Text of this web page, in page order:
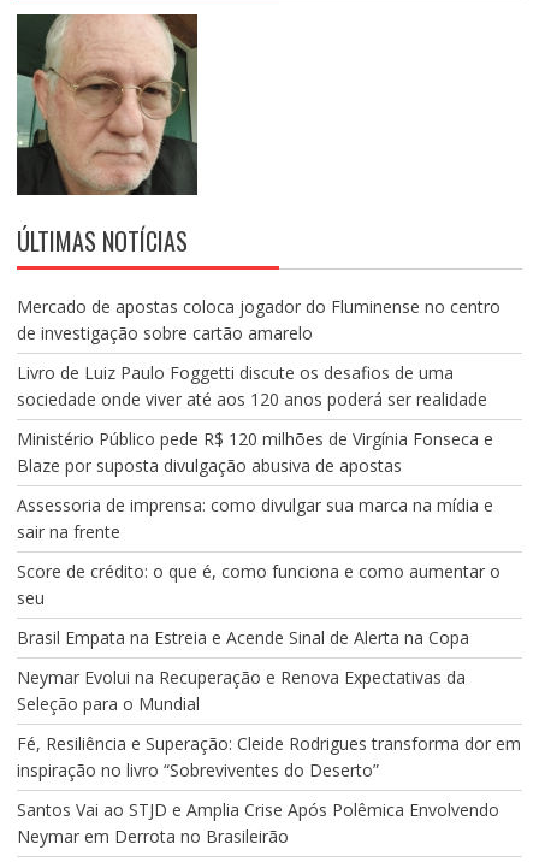
ÚLTIMAS NOTÍCIAS
Mercado de apostas coloca jogador do Fluminense no centro
de investigação sobre cartão amarelo
Livro de Luiz Paulo Foggetti discute os desafios de uma
sociedade onde viver até aos 120 anos poderá ser realidade
Ministério Público pede R$ 120 milhões de Virgínia Fonseca e
Blaze por suposta divulgação abusiva de apostas
Assessoria de imprensa: como divulgar sua marca na mídia e
sair na frente
Score de crédito: o que é, como funciona e como aumentar o
seu
Brasil Empata na Estreia e Acende Sinal de Alerta na Copa
Neymar Evolui na Recuperação e Renova Expectativas da
Seleção para o Mundial
Fé, Resiliência e Superação: Cleide Rodrigues transforma dor em
inspiração no livro “Sobreviventes do Deserto”
Santos Vai ao STJD e Amplia Crise Após Polêmica Envolvendo
Neymar em Derrota no Brasileirão